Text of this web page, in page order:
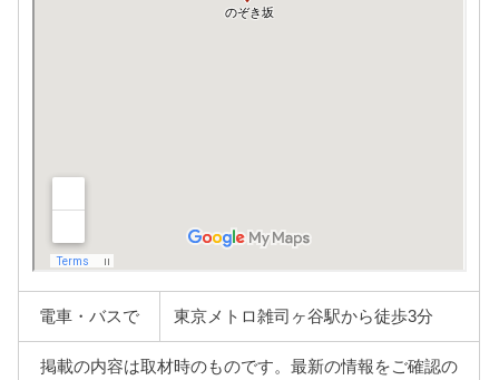
電車・バスで 東京メトロ雑司ヶ谷駅から徒歩3分
掲載の内容は取材時のものです。最新の情報をご確認の